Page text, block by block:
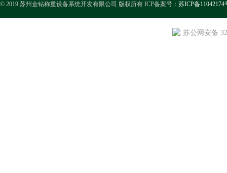
© 2019 苏州金钻称重设备系统开发有限公司 版权所有 ICP备案号： 苏ICP备11042174
苏公网安备